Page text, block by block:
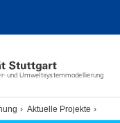
und Umweltsystemmodellierung
Aktuelle Projekte